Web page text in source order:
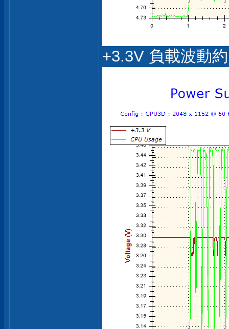
+3.3V 負載波動